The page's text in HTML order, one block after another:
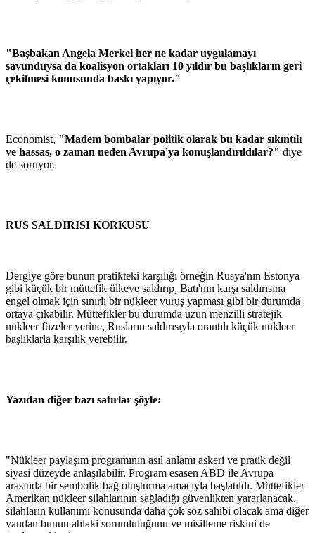
"Başbakan Angela Merkel her ne kadar uygulamayı
savunduysa da koalisyon ortakları 10 yıldır bu başlıkların geri
çekilmesi konusunda baskı yapıyor."
Economist, "Madem bombalar politik olarak bu kadar sıkıntılı
ve hassas, o zaman neden Avrupa'ya konuşlandırıldılar?" diye
de soruyor.
RUS SALDIRISI KORKUSU
Dergiye göre bunun pratikteki karşılığı örneğin Rusya'nın Estonya
gibi küçük bir müttefik ülkeye saldırıp, Batı'nın karşı saldırısına
engel olmak için sınırlı bir nükleer vuruş yapması gibi bir durumda
ortaya çıkabilir. Müttefikler bu durumda uzun menzilli stratejik
nükleer füzeler yerine, Rusların saldırısıyla orantılı küçük nükleer
başlıklarla karşılık verebilir.
Yazıdan diğer bazı satırlar şöyle:
"Nükleer paylaşım programının asıl anlamı askeri ve pratik değil
siyasi düzeyde anlaşılabilir. Program esasen ABD ile Avrupa
arasında bir sembolik bağ oluşturma amacıyla başlatıldı. Müttefikler
Amerikan nükleer silahlarının sağladığı güvenlikten yararlanacak,
silahların kullanımı konusunda daha çok söz sahibi olacak ama diğer
yandan bunun ahlaki sorumluluğunu ve misilleme riskini de